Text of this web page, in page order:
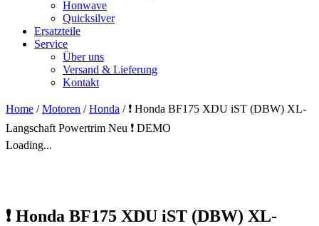
Honwave
Quicksilver
Ersatzteile
Service
Über uns
Versand & Lieferung
Kontakt
Home /Motoren /Honda / ❗️ Honda BF175 XDU iST (DBW) XL-
Langschaft Powertrim Neu ❗️ DEMO
Loading...
❗️ Honda BF175 XDU iST (DBW) XL-